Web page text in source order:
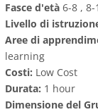
Fasce d'età 6-8 , 8-
Livello di
Aree di
learning
Costi: Low Cost
Durata: 1 hour
Dimensione del